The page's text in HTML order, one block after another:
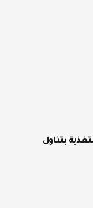
بتناول